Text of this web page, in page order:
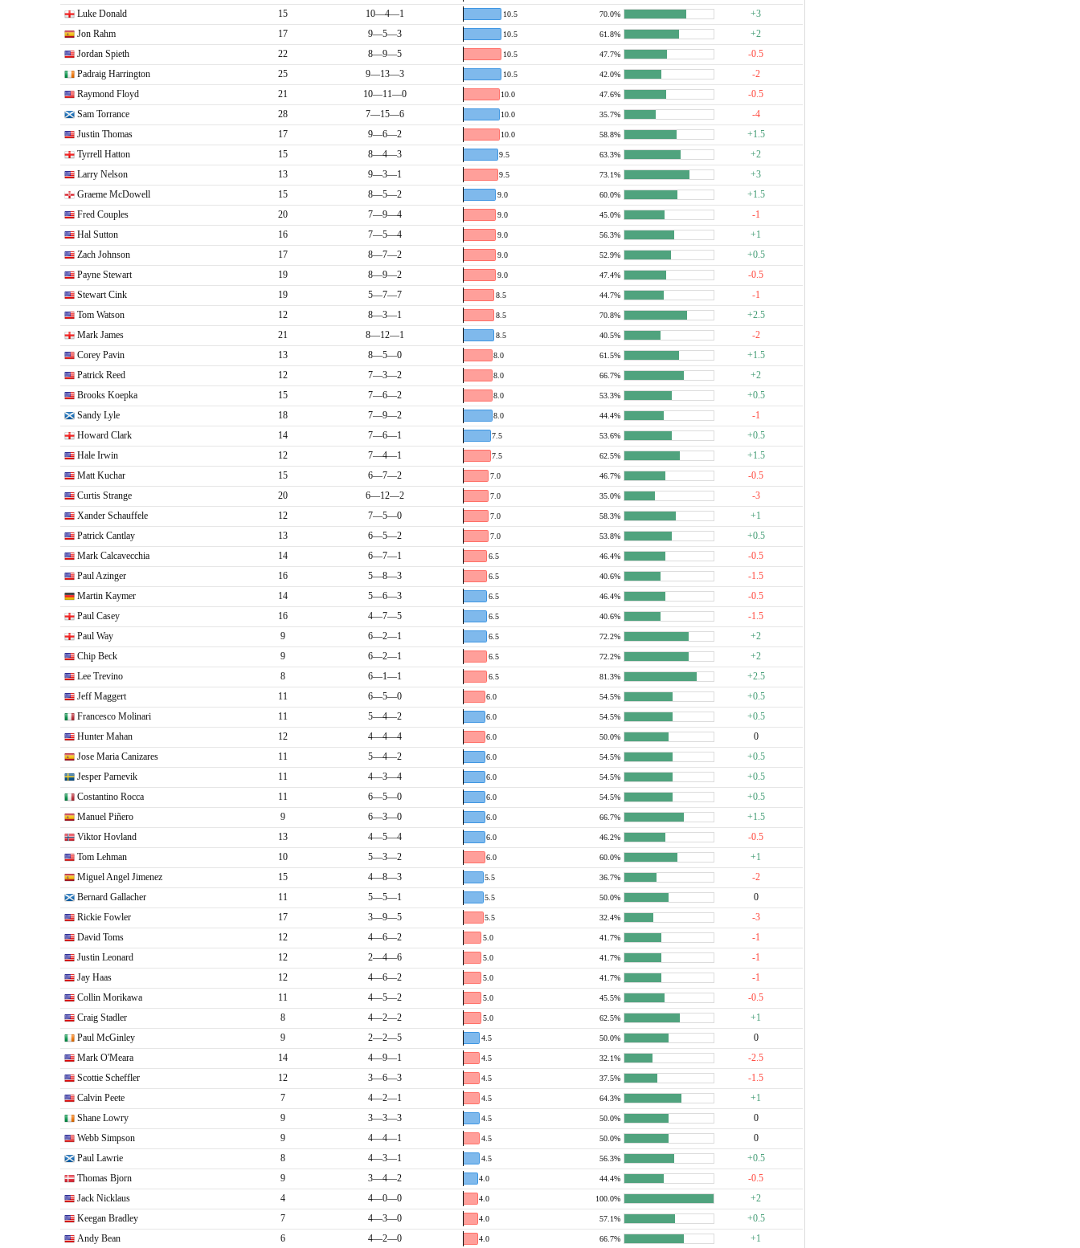
Luke Donald
15 10—4—1 10.5 70.0%
+3
Jon Rahm
17 9—5—3 10.5 61.8%
+2
Jordan Spieth
22 8—9—5 10.5 47.7%
-0.5
Padraig Harrington
25 9—13—3 10.5 42.0%
-2
Raymond Floyd
21 10—11—0 10.0 47.6%
-0.5
Sam Torrance
28 7—15—6 10.0 35.7%
-4
Justin Thomas
17 9—6—2 10.0 58.8%
+1.5
Tyrrell Hatton
15 8—4—3 9.5 63.3%
+2
Larry Nelson
13 9—3—1 9.5 73.1%
+3
Graeme McDowell
15 8—5—2 9.0 60.0%
+1.5
Fred Couples
20 7—9—4 9.0 45.0%
-1
Hal Sutton
16 7—5—4 9.0 56.3%
+1
Zach Johnson
17 8—7—2 9.0 52.9%
+0.5
Payne Stewart
19 8—9—2 9.0 47.4%
-0.5
Stewart Cink
19 5—7—7 8.5 44.7%
-1
Tom Watson
12 8—3—1 8.5 70.8%
+2.5
Mark James
21 8—12—1 8.5 40.5%
-2
Corey Pavin
13 8—5—0 8.0 61.5%
+1.5
Patrick Reed
12 7—3—2 8.0 66.7%
+2
Brooks Koepka
15 7—6—2 8.0 53.3%
+0.5
Sandy Lyle
18 7—9—2 8.0 44.4%
-1
Howard Clark
14 7—6—1 7.5 53.6%
+0.5
Hale Irwin
12 7—4—1 7.5 62.5%
+1.5
Matt Kuchar
15 6—7—2 7.0 46.7%
-0.5
Curtis Strange
20 6—12—2 7.0 35.0%
-3
Xander Schauffele
12 7—5—0 7.0 58.3%
+1
Patrick Cantlay
13 6—5—2 7.0 53.8%
+0.5
Mark Calcavecchia
14 6—7—1 6.5 46.4%
-0.5
Paul Azinger
16 5—8—3 6.5 40.6%
-1.5
Martin Kaymer
14 5—6—3 6.5 46.4%
-0.5
Paul Casey
16 4—7—5 6.5 40.6%
-1.5
Paul Way
9 6—2—1 6.5 72.2%
+2
Chip Beck
9 6—2—1 6.5 72.2%
+2
Lee Trevino
8 6—1—1 6.5 81.3%
+2.5
Jeff Maggert
11 6—5—0 6.0 54.5%
+0.5
Francesco Molinari
11 5—4—2 6.0 54.5%
+0.5
Hunter Mahan
12 4—4—4 6.0 50.0%
0
Jose Maria Canizares
11 5—4—2 6.0 54.5%
+0.5
Jesper Parnevik
11 4—3—4 6.0 54.5%
+0.5
Costantino Rocca
11 6—5—0 6.0 54.5%
+0.5
Manuel Piñero
9 6—3—0 6.0 66.7%
+1.5
Viktor Hovland
13 4—5—4 6.0 46.2%
-0.5
Tom Lehman
10 5—3—2 6.0 60.0%
+1
Miguel Angel Jimenez
15 4—8—3 5.5 36.7%
-2
Bernard Gallacher
11 5—5—1 5.5 50.0%
0
Rickie Fowler
17 3—9—5 5.5 32.4%
-3
David Toms
12 4—6—2 5.0 41.7%
-1
Justin Leonard
12 2—4—6 5.0 41.7%
-1
Jay Haas
12 4—6—2 5.0 41.7%
-1
Collin Morikawa
11 4—5—2 5.0 45.5%
-0.5
Craig Stadler
8 4—2—2 5.0 62.5%
+1
Paul McGinley
9 2—2—5 4.5 50.0%
0
Mark O'Meara
14 4—9—1 4.5 32.1%
-2.5
Scottie Scheffler
12 3—6—3 4.5 37.5%
-1.5
Calvin Peete
7 4—2—1 4.5 64.3%
+1
Shane Lowry
9 3—3—3 4.5 50.0%
0
Webb Simpson
9 4—4—1 4.5 50.0%
0
Paul Lawrie
8 4—3—1 4.5 56.3%
+0.5
Thomas Bjorn
9 3—4—2 4.0 44.4%
-0.5
Jack Nicklaus
4 4—0—0 4.0 100.0%
+2
Keegan Bradley
7 4—3—0 4.0 57.1%
+0.5
Andy Bean
6 4—2—0 4.0 66.7%
+1